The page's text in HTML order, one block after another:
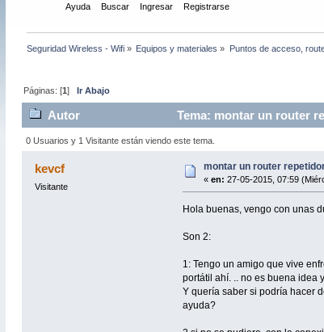
Ayuda Buscar Ingresar Registrarse
Seguridad Wireless - Wifi» Equipos y materiales » Puntos de acceso,
Páginas: [1] Ir Abajo
Autor Tema: montar un router
0 Usuarios y 1 Visitante están viendo este tema.
kevcf
Visitante
montar un router
« en: 27-05-2015, 07:59
Hola buenas, vengo con unas
Son 2:
1: Tengo un amigo que vive
portátil ahí. .. no es buena idea
Y quería saber si podría hacer
ayuda?